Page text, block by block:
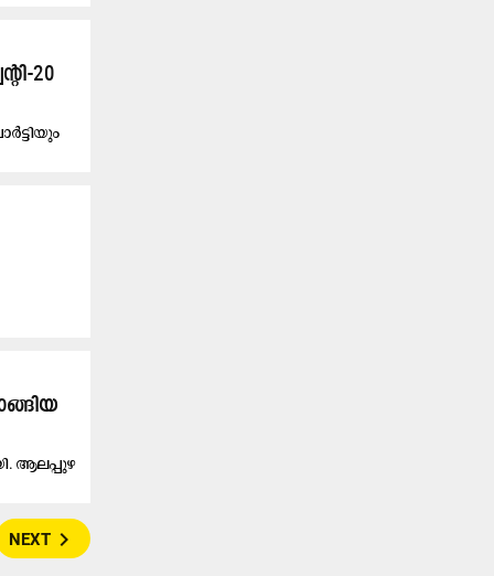
20
ആലപ്പുഴ
NEXT navigate_next